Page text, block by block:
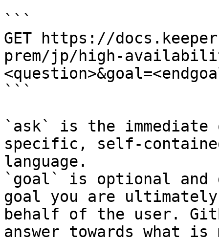
```
GET https://
prem/jp/high-
```
`ask` is the
specific, self-
language.
`goal` is optional and
goal you are
behalf of the user.
answer towards what